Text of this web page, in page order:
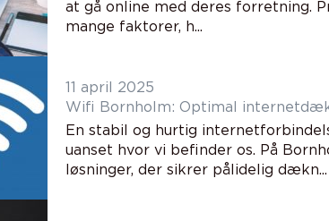
at gå online med deres forretning.
mange faktorer, h...
11 april 2025
Wifi Bornholm: Optimal
En stabil og hurtig
uanset hvor vi befinder os. På
løsninger, der sikrer pålidelig dækn...